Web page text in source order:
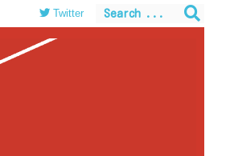
Twitter